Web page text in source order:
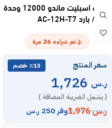
مكيف اسبليت ماندو 12000 وحدة
– حار / بارد AC-12H-T7
تم شراءه 26 مرة
سعر المنتج ٪13 خصم
ر.س
( يشمل الضريبة المضافة )
ر.س1,976 وفر 250 ر.س